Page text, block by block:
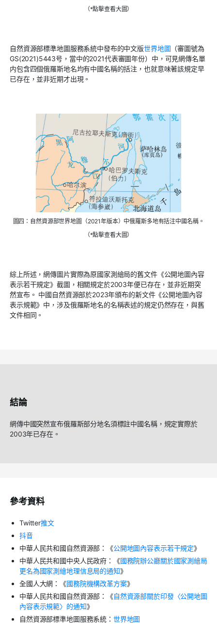
（*點擊查看大圖）
自然資源部標準地圖服務系統中發布的中文版世界地圖 （審圖號為
GS(2021)5443号，當中的2021代表審圖年份）中，可見網傳名單
内包含四個俄羅斯地名均有中國名稱的括注，也就意味著該規定早
已存在，並非近期才出現。
圖四：自然資源部世界地圖（2021年版本）中俄羅斯多地有括注中國名稱。
（*點擊查看大圖）
綜上所述，網傳圖片實際為原國家測繪局的舊文件《公開地圖內容
表示若干規定》截圖，相關規定於2003年便已存在，並非近期突
然宣布。 中國自然資源部於2023年頒布的新文件《公開地圖內容
表示規範》中，涉及俄羅斯地名的名稱表述的規定仍然存在，與舊
文件相同。
結論
網傳中國突然宣布俄羅斯部分地名須標註中國名稱，規定實際於
2003年已存在。
參考資料
Twitter推文
抖音
中華人民共和國自然資源部：《公開地圖內容表示若干規定》
中華人民共和國中央人民政府：《國務院辦公廳關於國家測繪局
更名為國家測繪地理信息局的通知》
全國人大網：《國務院機構改革方案》
中華人民共和國自然資源部：《自然資源部關於印發〈公開地圖
內容表示規範〉的通知》
自然資源部標準地圖服務系統： 世界地圖